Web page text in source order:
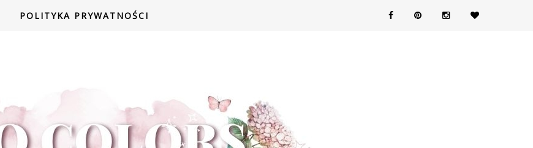
POLITYKA PRYWATNOŚCI